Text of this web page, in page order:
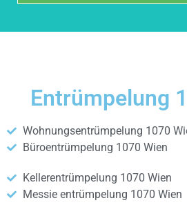
Entrümpelung
Wohnungsentrümpelung 1070
Büroentrümpelung 1070 Wien
Kellerentrümpelung 1070 Wien
Messie entrümpelung 1070 Wien